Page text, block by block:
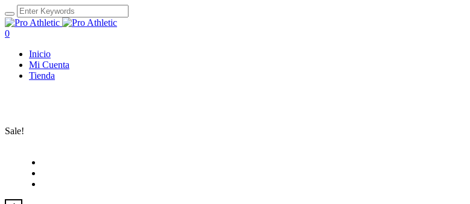
0
Inicio
Mi Cuenta
Tienda
Sale!